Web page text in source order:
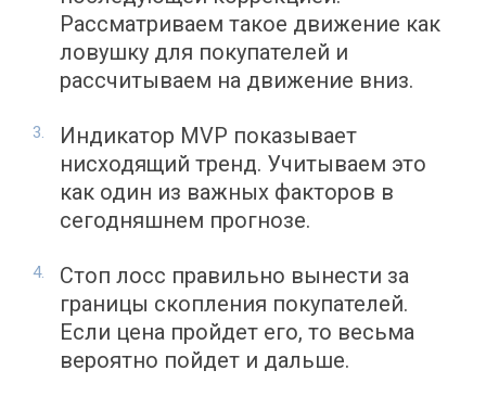
Рассматриваем такое движение как
ловушку для покупателей и
рассчитываем на движение вниз.
Индикатор MVP показывает
нисходящий тренд. Учитываем это
как один из важных факторов в
сегодняшнем прогнозе.
Стоп лосс правильно вынести за
границы скопления покупателей.
Если цена пройдет его, то весьма
вероятно пойдет и дальше.